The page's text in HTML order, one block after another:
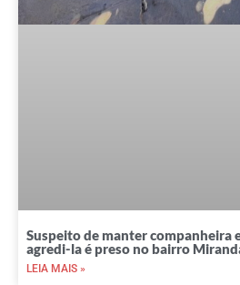
Suspeito de manter companheira
agredi-la é preso no bairro
LEIA MAIS »